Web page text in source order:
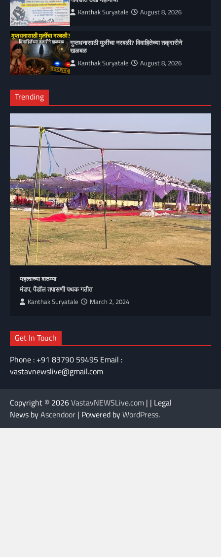
Kanthak Suryatale August 8, 2026
गुप्तधनासाठी मुलींचा नरबळी? विवाहितेच्या तक्रारीने
खळबळ
Kanthak Suryatale August 8, 2026
Trending
महत्वाच्या बातम्या
मंडप, पेंडॉल तपासणी पथक गठीत
Kanthak Suryatale March 2, 2024
Get In Touch
Phone : +91 83790 59495 Email :
vastavnewslive@gmail.com
Copyright © 2026VastavNEWSLive.com | | Legal
News byAscendoor | Powered byWordPress.